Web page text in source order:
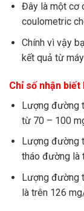
Đây là một cơ
coulometric
Chính vì vậy
kết quả từ
Chỉ số nhận
Lượng đường
từ 70 – 100
Lượng đường
tháo đường là
Lượng đường
là trên 126